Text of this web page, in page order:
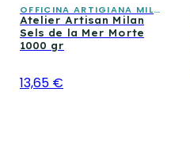
OFFICINA ARTIGIANA MILANO
Atelier Artisan Milan
Sels de la Mer Morte
1000 gr
13,65 €